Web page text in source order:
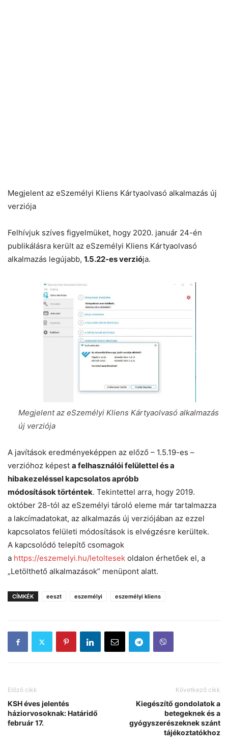
Megjelent az eSzemélyi Kliens Kártyaolvasó alkalmazás új
verziója
Felhívjuk szíves figyelmüket, hogy 2020. január 24-én
publikálásra került az eSzemélyi Kliens Kártyaolvasó
alkalmazás legújabb, 1.5.22-es verziója.
Megjelent az eSzemélyi Kliens Kártyaolvasó alkalmazás
új verziója
A javítások eredményeképpen az előző – 1.5.19-es –
verzióhoz képest a felhasználói felülettel és a
hibakezeléssel kapcsolatos apróbb
módosítások történtek. Tekintettel arra, hogy 2019.
október 28-tól az eSzemélyi tároló eleme már tartalmazza
a lakcímadatokat, az alkalmazás új verziójában az ezzel
kapcsolatos felületi módosítások is elvégzésre kerültek.
A kapcsolódó telepítő csomagok
a https://eszemelyi.hu/letoltesek oldalon érhetőek el, a
„Letölthető alkalmazások” menüpont alatt.
CÍMKÉK eeszt eszemélyi eszemélyi kliens
Előző cikk
KSH éves jelentés
háziorvosoknak: Határidő
február 17.
Következő cikk
Kiegészítő gondolatok a
betegeknek és a
gyógyszerészeknek szánt
tájékoztatókhoz